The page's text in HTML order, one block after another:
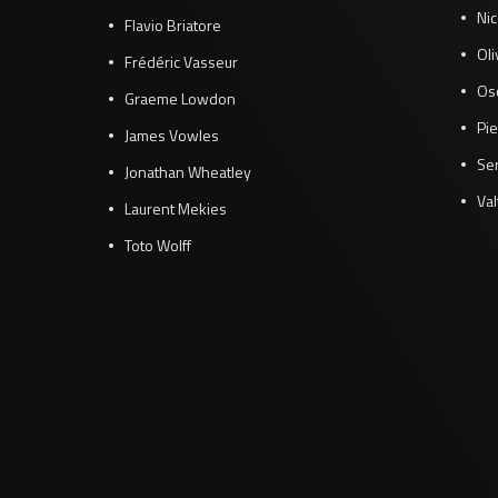
Flavio Briatore
Frédéric Vasseur
Graeme Lowdon
James Vowles
Jonathan Wheatley
Laurent Mekies
Toto Wolff